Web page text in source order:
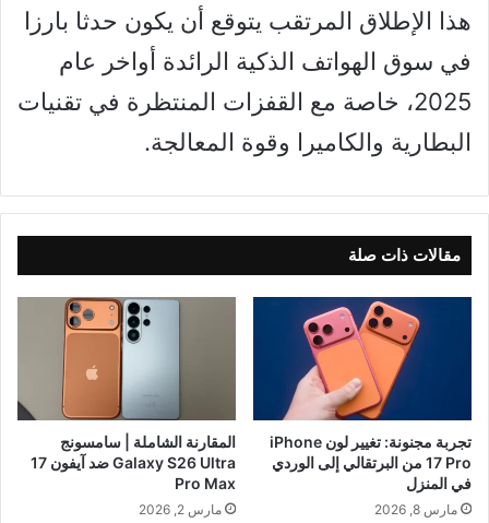
هذا الإطلاق المرتقب يتوقع أن يكون حدثا بارزا
في سوق الهواتف الذكية الرائدة أواخر عام
2025، خاصة مع القفزات المنتظرة في تقنيات
البطارية والكاميرا وقوة المعالجة.
مقالات ذات صلة
تجربة مجنونة: تغيير لون iPhone
17 Pro من البرتقالي إلى الوردي
في المنزل
مارس 8, 2026
المقارنة الشاملة | سامسونج
Galaxy S26 Ultra ضد آيفون 17
Pro Max
مارس 2, 2026